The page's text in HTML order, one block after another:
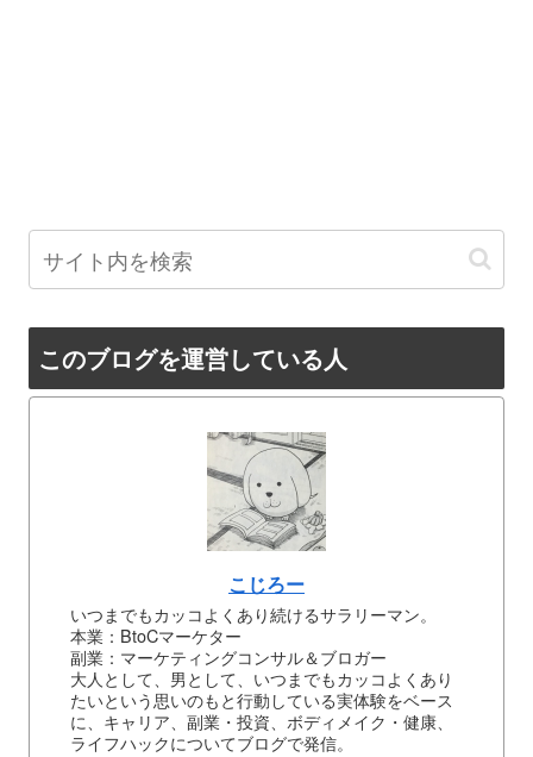
このブログを運営している人
こじろー
いつまでもカッコよくあり続けるサラリーマン。
本業：BtoCマーケター
副業：マーケティングコンサル＆ブロガー
大人として、男として、いつまでもカッコよくあり
たいという思いのもと行動している実体験をベース
に、キャリア、副業・投資、ボディメイク・健康、
ライフハックについてブログで発信。